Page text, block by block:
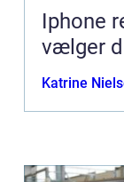
Iphone
vælger
Katrine